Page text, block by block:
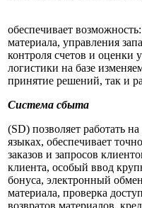
обеспечивает
материала, управления
контроля счетов и оценки
логистики на базе
принятие решений, так и
Система сбыта
(SD) позволяет работать
языках, обеспечивает
заказов и запросов
клиента, особый ввод
бонуса, электронный
материала, проверка